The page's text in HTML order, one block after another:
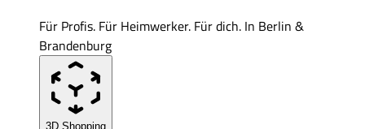
Für Profis. Für Heimwerker. Für dich. In Berlin &
Brandenburg
3D Shopping